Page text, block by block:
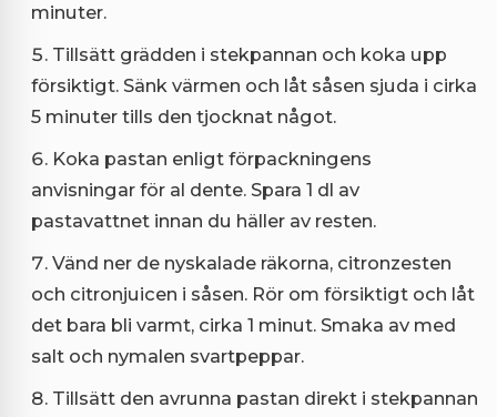
minuter.
Tillsätt grädden i stekpannan och koka upp
försiktigt. Sänk värmen och låt såsen sjuda i cirka
5 minuter tills den tjocknat något.
Koka pastan enligt förpackningens
anvisningar för al dente. Spara 1 dl av
pastavattnet innan du häller av resten.
Vänd ner de nyskalade räkorna, citronzesten
och citronjuicen i såsen. Rör om försiktigt och låt
det bara bli varmt, cirka 1 minut. Smaka av med
salt och nymalen svartpeppar.
Tillsätt den avrunna pastan direkt i stekpannan